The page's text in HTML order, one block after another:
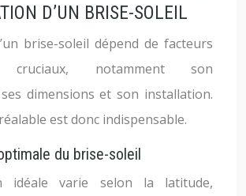
D’UN BRISE-SOLEIL
brise-soleil dépend de facteurs
cruciaux, notamment son
dimensions et son installation.
est donc indispensable.
du brise-soleil
idéale varie selon la latitude,